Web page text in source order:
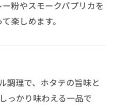
粉やスモークパプリカを
楽しめます。
調理で、ホタテの旨味と
っかり味わえる一品で